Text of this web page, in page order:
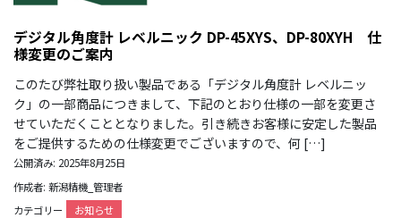
デジタル角度計 レベルニック DP-45XYS、DP-80XYH 仕
様変更のご案内
このたび弊社取り扱い製品である「デジタル角度計 レベルニッ
ク」の一部商品につきまして、下記のとおり仕様の一部を変更さ
せていただくこととなりました。引き続きお客様に安定した製品
をご提供するための仕様変更でございますので、何 […]
公開済み: 2025年8月25日
作成者: 新潟精機_管理者
カテゴリー
お知らせ